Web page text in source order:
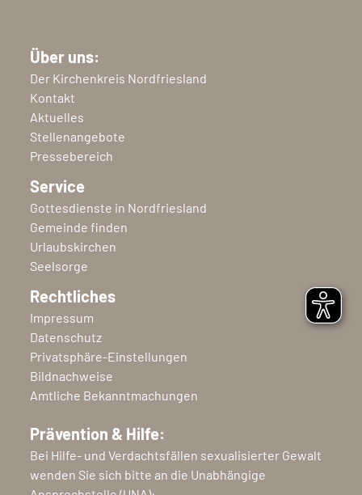
Über uns:
Der Kirchenkreis Nordfriesland
Kontakt
Aktuelles
Stellenangebote
Pressebereich
Service
Gottesdienste in Nordfriesland
Gemeinde finden
Urlaubskirchen
Seelsorge
Rechtliches
Impressum
Datenschutz
Privatsphäre-Einstellungen
Bildnachweise
Amtliche Bekanntmachungen
Prävention & Hilfe:
Bei Hilfe- und Verdachtsfällen sexualisierter Gewalt
wenden Sie sich bitte an die Unabhängige